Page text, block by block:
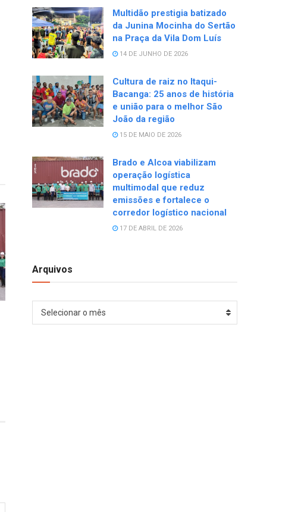
Multidão prestigia batizado
da Junina Mocinha do Sertão
na Praça da Vila Dom Luís
14 DE JUNHO DE 2026
Cultura de raiz no Itaqui-
Bacanga: 25 anos de história
e união para o melhor São
João da região
15 DE MAIO DE 2026
Brado e Alcoa viabilizam
operação logística
multimodal que reduz
emissões e fortalece o
corredor logístico nacional
17 DE ABRIL DE 2026
Arquivos
Arquivos
Selecionar o mês